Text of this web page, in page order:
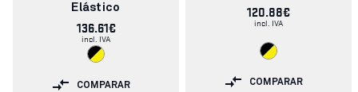
Elástico
136.61€
incl. IVA
COMPARAR
120.88€
incl. IVA
COMPARAR